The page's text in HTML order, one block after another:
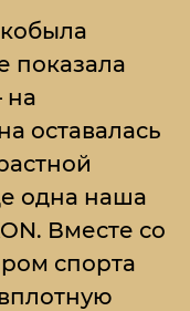
показала
на
оставалась
одна наша
Вместе со
спорта